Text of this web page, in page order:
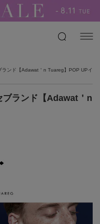
ランド【Adawat＇n Tuareg】POP UPイベ
ブランド【Adawat＇n